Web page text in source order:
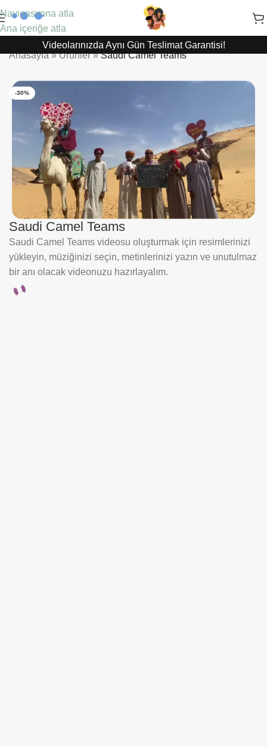
Navigasyona atla
Ana içeriğe atla
Videolarınızda Aynı Gün Teslimat Garantisi!
Anasayfa»Ürünler»Saudi Camel Teams
-30%
Saudi Camel Teams
Saudi Camel Teams videosu oluşturmak için resimlerinizi
yükleyin, müziğinizi seçin, metinlerinizi yazın ve unutulmaz
bir anı olacak videonuzu hazırlayalım.